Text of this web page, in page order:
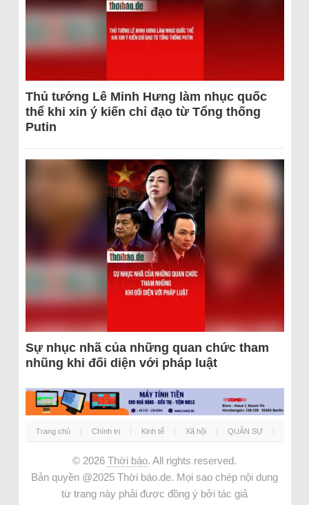
Thủ tướng Lê Minh Hưng làm nhục quốc
thể khi xin ý kiến chỉ đạo từ Tổng thống
Putin
Sự nhục nhã của những quan chức tham
nhũng khi đối diện với pháp luật
Trang chủ Chính trị Kinh tế Xã hội QUÂN SỰ
© 2026 Thời báo. All rights reserved.
Bản quyền @2025 Thời báo.de. Mọi sao chép nội dung
từ trang này phải được đồng ý bởi tác giả